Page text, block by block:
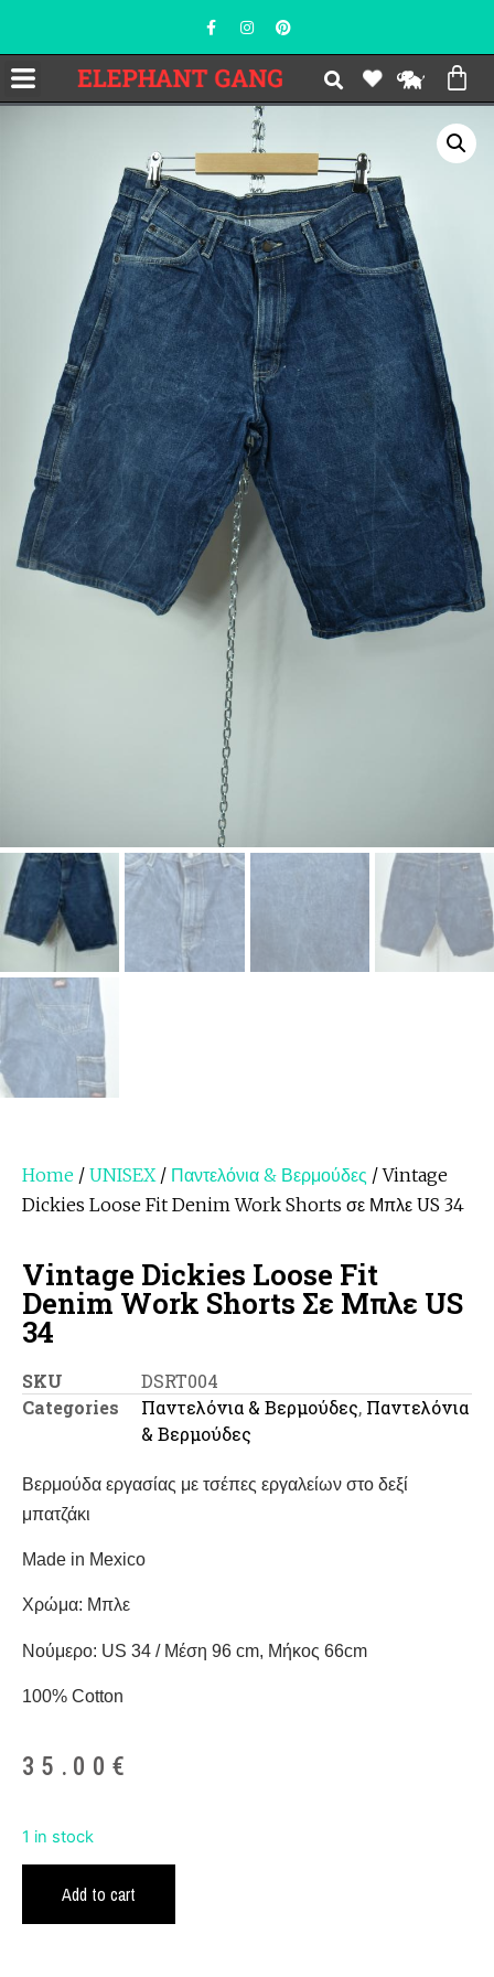
Home / UNISEX / Παντελόνια & Βερμούδες / Vintage
Dickies Loose Fit Denim Work Shorts σε Μπλε US 34
Vintage Dickies Loose Fit
Denim Work Shorts Σε Μπλε US
34
SKU
DSRT004
Categories
Παντελόνια & Βερμούδες, Παντελόνια
& Βερμούδες
Βερμούδα εργασίας με τσέπες εργαλείων στο δεξί
μπατζάκι
Made in Mexico
Χρώμα: Μπλε
Νούμερο: US 34 / Μέση 96 cm, Μήκος 66cm
100% Cotton
35.00 €
1 in stock
Add to cart